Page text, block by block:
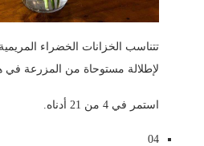
تتناسب الخزانات الخضراء
لإطلالة مستوحاة من المزرعة في
استمر في 4 من 21 أدناه.
04